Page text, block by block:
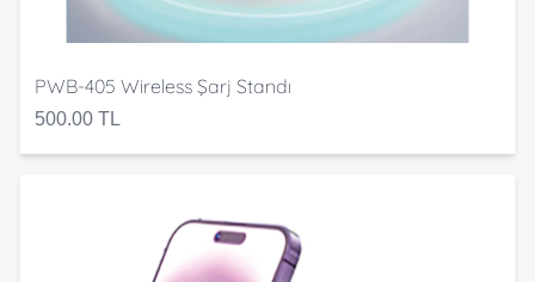
PWB-405 Wireless Şarj Standı
500.00 TL